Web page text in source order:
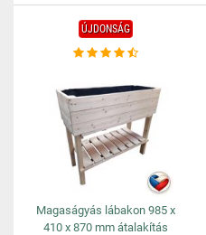
ÚJDONSÁG
Magaságyás lábakon 985 x
410 x 870 mm átalakítás